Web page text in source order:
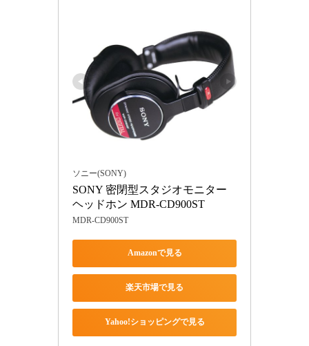
ソニー(SONY)
SONY 密閉型スタジオモニター
ヘッドホン MDR-CD900ST
MDR-CD900ST
Amazonで見る
楽天市場で見る
Yahoo!ショッピングで見る